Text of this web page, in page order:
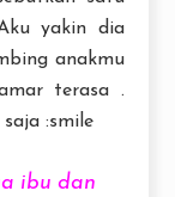
yakin dia
anakmu
terasa .
:smile
ibu dan